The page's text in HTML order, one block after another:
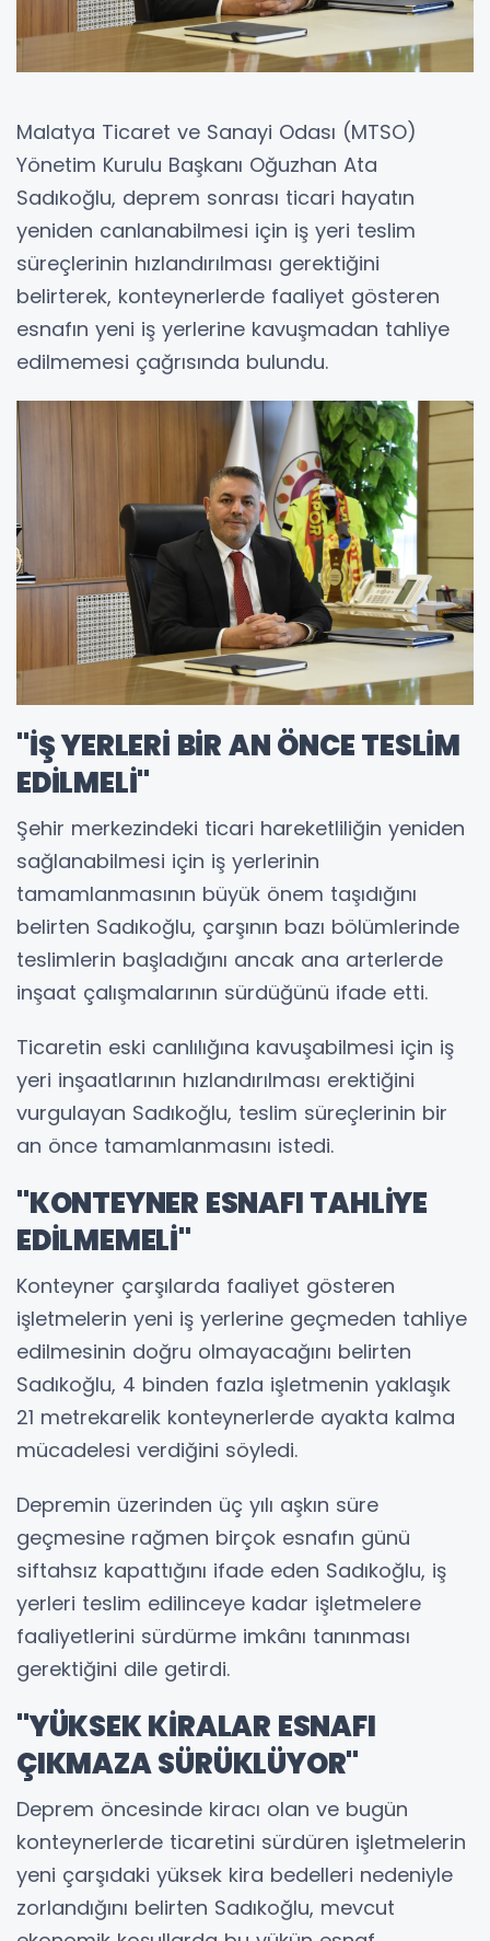
Malatya Ticaret ve Sanayi Odası (MTSO)
Yönetim Kurulu Başkanı Oğuzhan Ata
Sadıkoğlu, deprem sonrası ticari hayatın
yeniden canlanabilmesi için iş yeri teslim
süreçlerinin hızlandırılması gerektiğini
belirterek, konteynerlerde faaliyet gösteren
esnafın yeni iş yerlerine kavuşmadan tahliye
edilmemesi çağrısında bulundu.
"İŞ YERLERİ BİR AN ÖNCE TESLİM
EDİLMELİ"
Şehir merkezindeki ticari hareketliliğin yeniden
sağlanabilmesi için iş yerlerinin
tamamlanmasının büyük önem taşıdığını
belirten Sadıkoğlu, çarşının bazı bölümlerinde
teslimlerin başladığını ancak ana arterlerde
inşaat çalışmalarının sürdüğünü ifade etti.
Ticaretin eski canlılığına kavuşabilmesi için iş
yeri inşaatlarının hızlandırılması erektiğini
vurgulayan Sadıkoğlu, teslim süreçlerinin bir
an önce tamamlanmasını istedi.
"KONTEYNER ESNAFI TAHLİYE
EDİLMEMELİ"
Konteyner çarşılarda faaliyet gösteren
işletmelerin yeni iş yerlerine geçmeden tahliye
edilmesinin doğru olmayacağını belirten
Sadıkoğlu, 4 binden fazla işletmenin yaklaşık
21 metrekarelik konteynerlerde ayakta kalma
mücadelesi verdiğini söyledi.
Depremin üzerinden üç yılı aşkın süre
geçmesine rağmen birçok esnafın günü
siftahsız kapattığını ifade eden Sadıkoğlu, iş
yerleri teslim edilinceye kadar işletmelere
faaliyetlerini sürdürme imkânı tanınması
gerektiğini dile getirdi.
"YÜKSEK KİRALAR ESNAFI
ÇIKMAZA SÜRÜKLÜYOR"
Deprem öncesinde kiracı olan ve bugün
konteynerlerde ticaretini sürdüren işletmelerin
yeni çarşıdaki yüksek kira bedelleri nedeniyle
zorlandığını belirten Sadıkoğlu, mevcut